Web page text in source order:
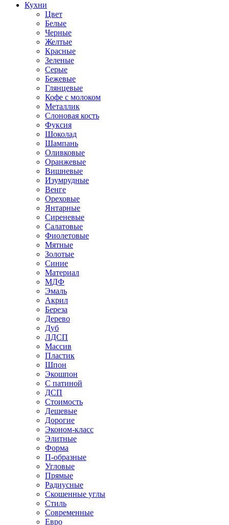
Кухни
Цвет
Белые
Черные
Желтые
Красные
Зеленые
Серые
Бежевые
Глянцевые
Кофе с молоком
Металлик
Слоновая кость
Фуксия
Шоколад
Шампань
Оливковые
Оранжевые
Вишневые
Изумрудные
Венге
Ореховые
Янтарные
Сиреневые
Салатовые
Фиолетовые
Мятные
Золотые
Синие
Материал
МДФ
Эмаль
Акрил
Береза
Дерево
Дуб
ЛДСП
Массив
Пластик
Шпон
Экошпон
С патиной
ДСП
Стоимость
Дешевые
Дорогие
Эконом-класс
Элитные
Форма
П-образные
Угловые
Прямые
Радиусные
Скошенные углы
Стиль
Современные
Евро